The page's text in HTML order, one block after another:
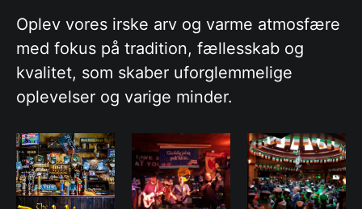
Oplev vores irske arv og varme atmosfære
med fokus på tradition, fællesskab og
kvalitet, som skaber uforglemmelige
oplevelser og varige minder.